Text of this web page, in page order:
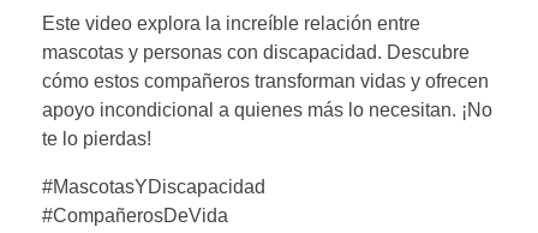
Este video explora la increíble relación entre
mascotas y personas con discapacidad. Descubre
cómo estos compañeros transforman vidas y ofrecen
apoyo incondicional a quienes más lo necesitan. ¡No
te lo pierdas!
#MascotasYDiscapacidad
#CompañerosDeVida